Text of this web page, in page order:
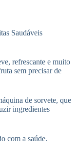
Saudáveis
refrescante e muito
sem precisar de
de sorvete, que
ingredientes
com a saúde.